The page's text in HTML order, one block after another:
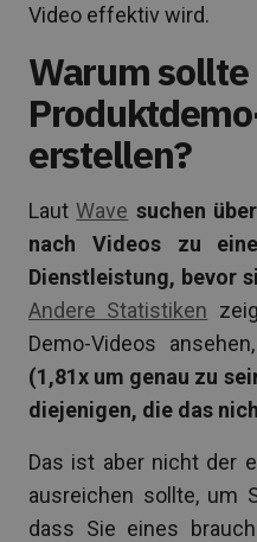
Video effektiv wird.
Warum
erstellen?
LautWave suchen
nach Videos zu
Dienstleistung, bevor
Andere Statistiken
Demo-Videos
(1,81x um genau zu
diejenigen, die das
Das ist aber nicht der
ausreichen sollte, um
dass Sie eines